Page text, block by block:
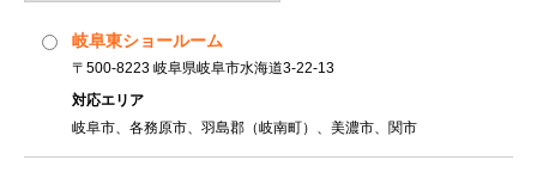
岐阜東ショールーム
〒500-8223 岐阜県岐阜市水海道3-22-13
対応エリア
岐阜市、各務原市、羽島郡（岐南町）、美濃市、関市